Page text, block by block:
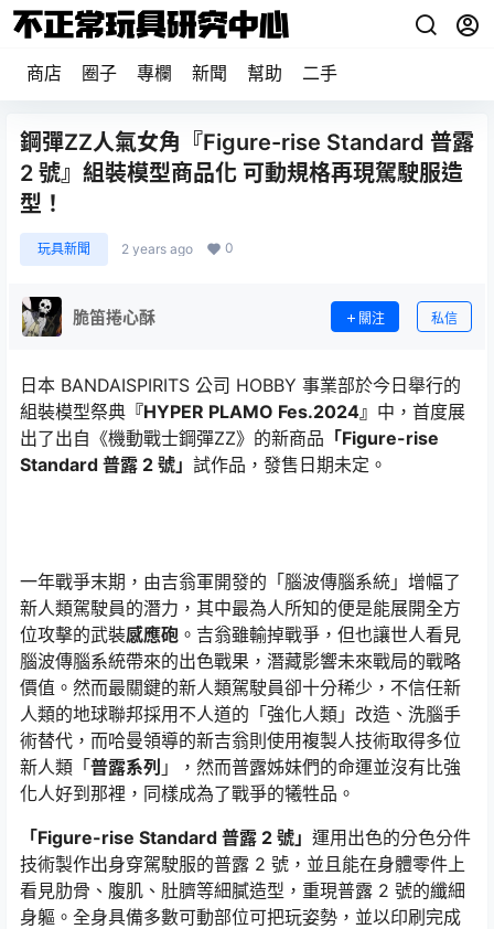
商店 圈子 專欄 新聞 幫助 二手
鋼彈ZZ人氣女角『Figure-rise Standard 普露
2 號』組裝模型商品化 可動規格再現駕駛服造
型！
玩具新聞 2 years ago 0
脆笛捲心酥 關注 私信
日本 BANDAISPIRITS 公司 HOBBY 事業部於今日舉行的
組裝模型祭典 『HYPER PLAMO Fes.2024』 中，首度展
出了出自《機動戰士鋼彈ZZ》的新商品 「Figure-rise
Standard 普露 2 號」 試作品，發售日期未定。
一年戰爭末期，由吉翁軍開發的「腦波傳腦系統」增幅了
新人類駕駛員的潛力，其中最為人所知的便是能展開全方
位攻擊的武裝感應砲 。吉翁雖輸掉戰爭，但也讓世人看見
腦波傳腦系統帶來的出色戰果，潛藏影響未來戰局的戰略
價值。然而最關鍵的新人類駕駛員卻十分稀少，不信任新
人類的地球聯邦採用不人道的「強化人類」改造、洗腦手
術替代，而哈曼領導的新吉翁則使用複製人技術取得多位
新人類「普露系列 」，然而普露姊妹們的命運並沒有比強
化人好到那裡，同樣成為了戰爭的犧牲品。
「Figure-rise Standard 普露 2 號」 運用出色的分色分件
技術製作出身穿駕駛服的普露 2 號，並且能在身體零件上
看見肋骨、腹肌、肚臍等細膩造型，重現普露 2 號的纖細
身軀。全身具備多數可動部位可把玩姿勢，並以印刷完成